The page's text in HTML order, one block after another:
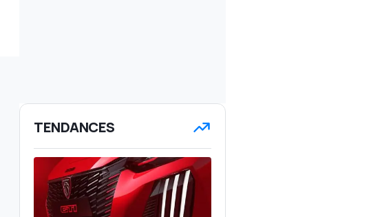
TENDANCES